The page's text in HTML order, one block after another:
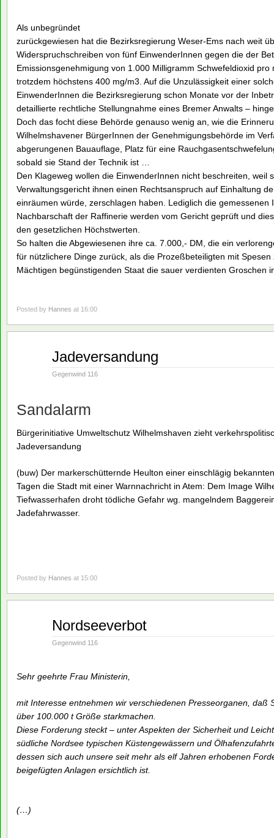
Als unbegründet
zurückgewiesen hat die Bezirksregierung Weser-Ems nach weit
Widerspruchschreiben von fünf EinwenderInnen gegen die der
Emissionsgenehmigung von 1.000 Milligramm Schwefeldioxid
trotzdem höchstens 400 mg/m3. Auf die Unzulässigkeit einer
EinwenderInnen die Bezirksregierung schon Monate vor der
detaillierte rechtliche Stellungnahme eines Bremer Anwalts –
Doch das focht diese Behörde genauso wenig an, wie die
Wilhelmshavener BürgerInnen der Genehmigungsbehörde im
abgerungenen Bauauflage, Platz für eine
sobald sie Stand der Technik ist …
Den Klageweg wollen die EinwenderInnen nicht beschreiten, weil
Verwaltungsgericht ihnen einen Rechtsanspruch auf Einhaltung
einräumen würde, zerschlagen haben. Lediglich die gemessenen
Nachbarschaft der Raffinerie werden vom Gericht geprüft und
den gesetzlichen Höchstwerten.
So halten die Abgewiesenen ihre ca. 7.000,- DM, die ein
für nützlichere Dinge zurück, als die Prozeßbeteiligten mit
Mächtigen begünstigenden Staat die sauer verdienten Groschen
Posted by Hannes at 16:00
Jadeversandung
Gegenwind 116
Sandalarm
Bürgerinitiative Umweltschutz Wilhelmshaven zieht
Jadeversandung
(buw) Der markerschütternde Heulton einer einschlägig
Tagen die Stadt mit einer Warnnachricht in Atem: Dem Image
Tiefwasserhafen droht tödliche Gefahr wg. mangelndem
Jadefahrwasser.
Posted by Hannes at 15:00
Nordseeverbot
Gegenwind 116
Sehr geehrte Frau Ministerin,
mit Interesse entnehmen wir verschiedenen Presseorganen, daß
über 100.000 t Größe starkmachen.
Diese Forderung steckt – unter Aspekten der Sicherheit und
südliche Nordsee typischen Küstengewässern und
dessen sich auch unsere seit mehr als elf Jahren erhobenen
beigefügten Anlagen ersichtlich ist.
(…)